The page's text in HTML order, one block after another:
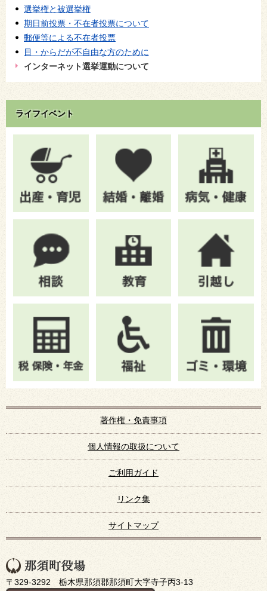
選挙権と被選挙権
期日前投票・不在者投票について
郵便等による不在者投票
目・からだが不自由な方のために
インターネット選挙運動について
ライフイベント
著作権・免責事項
個人情報の取扱について
ご利用ガイド
リンク集
サイトマップ
〒329-3292 栃木県那須郡那須町大字寺子丙3-13